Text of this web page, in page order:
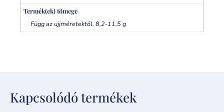
Termék(ek) tömege
Függ az ujjméretektől, 8,2-11,5 g
Kapcsolódó termékek